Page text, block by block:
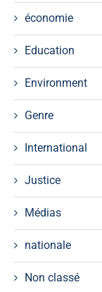
économie
Education
Environment
Genre
International
Justice
Médias
nationale
Non classé